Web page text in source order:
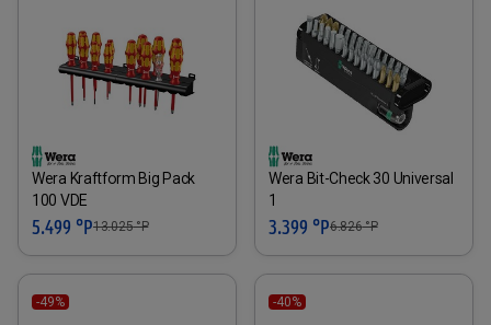
Wera Kraftform Big Pack
100 VDE
5.499 °P13.025°P
Wera Bit-Check 30 Universal
1
3.399 °P6.826°P
-49% -40%